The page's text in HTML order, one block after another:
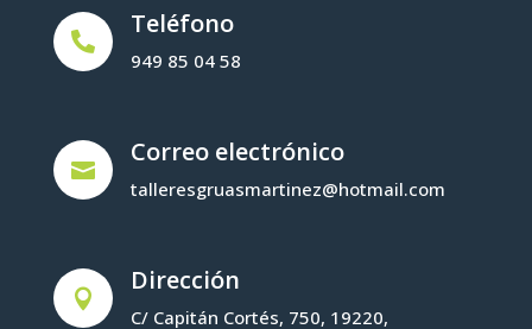

Teléfono
949 85 04 58

Correo electrónico
talleresgruasmartinez@hotmail.com

Dirección
C/ Capitán Cortés, 750, 19220,